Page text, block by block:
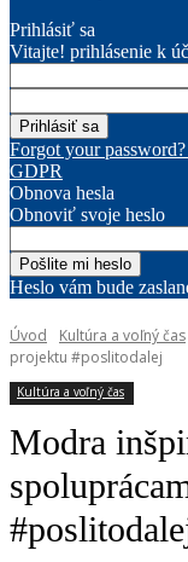
Prihlásiť sa
Vitajte! prihlásenie k
Forgot your
GDPR
Obnova hesla
Obnoviť svoje heslo
Heslo vám bude
Úvod Kultúra a voľný čas
projektu #poslitodalej
Kultúra a voľný čas
Modra